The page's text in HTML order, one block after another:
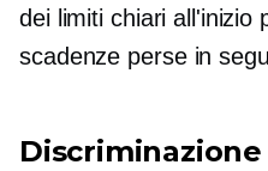
dei limiti chiari all'inizio
scadenze perse in